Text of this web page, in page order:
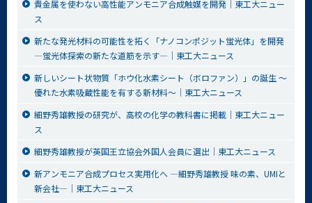
貴金属を使わない高性能アンモニア合成触媒を開発│東工大ニュー
ス
新たな発光材料の可能性を拓く「ナノコンポジット蛍光体」を開発
―蛍光体探索の新たな道筋を示す―│東工大ニュース
新しいシート状物質「ホウ化水素シート（ボロファン）」の誕生 ～
優れた水素吸蔵性能を有する新材料～│東工大ニュース
細野秀雄教授の研究が、高校の化学の教科書に掲載│東工大ニュー
ス
細野秀雄教授が英国王立協会外国人会員に選出│東工大ニュース
新アンモニア合成プロセス実用化へ ―細野秀雄教授 味の素、UMIと
新会社―│東工大ニュース